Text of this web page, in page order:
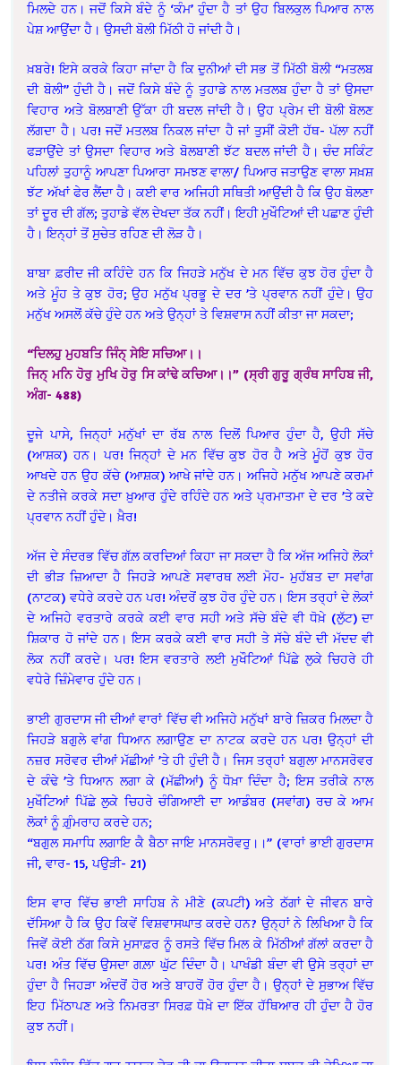
ਮਿਲਦੇ ਹਨ। ਜਦੋਂ ਕਿਸੇ ਬੰਦੇ ਨੂੰ ‘ਕੰਮ’ ਹੁੰਦਾ ਹੈ ਤਾਂ ਉਹ ਬਿਲਕੁਲ ਪਿਆਰ ਨਾਲ
ਪੇਸ਼ ਆਉਂਦਾ ਹੈ। ਉਸਦੀ ਬੋਲੀ ਮਿੱਠੀ ਹੋ ਜਾਂਦੀ ਹੈ।
ਖ਼ਬਰੇ! ਇਸੇ ਕਰਕੇ ਕਿਹਾ ਜਾਂਦਾ ਹੈ ਕਿ ਦੁਨੀਆਂ ਦੀ ਸਭ ਤੋਂ ਮਿੱਠੀ ਬੋਲੀ “ਮਤਲਬ
ਦੀ ਬੋਲੀ” ਹੁੰਦੀ ਹੈ। ਜਦੋਂ ਕਿਸੇ ਬੰਦੇ ਨੂੰ ਤੁਹਾਡੇ ਨਾਲ ਮਤਲਬ ਹੁੰਦਾ ਹੈ ਤਾਂ ਉਸਦਾ
ਵਿਹਾਰ ਅਤੇ ਬੋਲਬਾਣੀ ਉੱਕਾ ਹੀ ਬਦਲ ਜਾਂਦੀ ਹੈ। ਉਹ ਪ੍ਰੇਮ ਦੀ ਬੋਲੀ ਬੋਲਣ
ਲੱਗਦਾ ਹੈ। ਪਰ! ਜਦੋਂ ਮਤਲਬ ਨਿਕਲ ਜਾਂਦਾ ਹੈ ਜਾਂ ਤੁਸੀਂ ਕੋਈ ਹੱਥ- ਪੱਲਾ ਨਹੀਂ
ਫੜਾਉਂਦੇ ਤਾਂ ਉਸਦਾ ਵਿਹਾਰ ਅਤੇ ਬੋਲਬਾਣੀ ਝੱਟ ਬਦਲ ਜਾਂਦੀ ਹੈ। ਚੰਦ ਸਕਿੰਟ
ਪਹਿਲਾਂ ਤੁਹਾਨੂੰ ਆਪਣਾ ਪਿਆਰਾ ਸਮਝਣ ਵਾਲਾ/ ਪਿਆਰ ਜਤਾਉਣ ਵਾਲਾ ਸਖ਼ਸ਼
ਝੱਟ ਅੱਖਾਂ ਫੇਰ ਲੈਂਦਾ ਹੈ। ਕਈ ਵਾਰ ਅਜਿਹੀ ਸਥਿਤੀ ਆਉਂਦੀ ਹੈ ਕਿ ਉਹ ਬੋਲਣਾ
ਤਾਂ ਦੂਰ ਦੀ ਗੱਲ; ਤੁਹਾਡੇ ਵੱਲ ਦੇਖਦਾ ਤੱਕ ਨਹੀਂ। ਇਹੀ ਮੁਖੌਟਿਆਂ ਦੀ ਪਛਾਣ ਹੁੰਦੀ
ਹੈ। ਇਨ੍ਹਾਂ ਤੋਂ ਸੁਚੇਤ ਰਹਿਣ ਦੀ ਲੋੜ ਹੈ।
ਬਾਬਾ ਫ਼ਰੀਦ ਜੀ ਕਹਿੰਦੇ ਹਨ ਕਿ ਜਿਹੜੇ ਮਨੁੱਖ ਦੇ ਮਨ ਵਿੱਚ ਕੁਝ ਹੋਰ ਹੁੰਦਾ ਹੈ
ਅਤੇ ਮੂੰਹ ਤੇ ਕੁਝ ਹੋਰ; ਉਹ ਮਨੁੱਖ ਪ੍ਰਭੂ ਦੇ ਦਰ ’ਤੇ ਪ੍ਰਵਾਨ ਨਹੀਂ ਹੁੰਦੇ। ਉਹ
ਮਨੁੱਖ ਅਸਲੋਂ ਕੱਚੇ ਹੁੰਦੇ ਹਨ ਅਤੇ ਉਨ੍ਹਾਂ ਤੇ ਵਿਸ਼ਵਾਸ ਨਹੀਂ ਕੀਤਾ ਜਾ ਸਕਦਾ;
“ਦਿਲਹੁ ਮੁਹਬਤਿ ਜਿੰਨ੍ ਸੇਇ ਸਚਿਆ।।
ਜਿਨ੍ ਮਨਿ ਹੋਰੁ ਮੁਖਿ ਹੋਰੁ ਸਿ ਕਾਂਢੇ ਕਚਿਆ।।” (ਸ੍ਰੀ ਗੁਰੂ ਗ੍ਰੰਥ ਸਾਹਿਬ ਜੀ,
ਅੰਗ- 488)
ਦੂਜੇ ਪਾਸੇ, ਜਿਨ੍ਹਾਂ ਮਨੁੱਖਾਂ ਦਾ ਰੱਬ ਨਾਲ ਦਿਲੋਂ ਪਿਆਰ ਹੁੰਦਾ ਹੈ, ਉਹੀ ਸੱਚੇ
(ਆਸ਼ਕ) ਹਨ। ਪਰ! ਜਿਨ੍ਹਾਂ ਦੇ ਮਨ ਵਿੱਚ ਕੁਝ ਹੋਰ ਹੈ ਅਤੇ ਮੂੰਹੋਂ ਕੁਝ ਹੋਰ
ਆਖਦੇ ਹਨ ਉਹ ਕੱਚੇ (ਆਸ਼ਕ) ਆਖੇ ਜਾਂਦੇ ਹਨ। ਅਜਿਹੇ ਮਨੁੱਖ ਆਪਣੇ ਕਰਮਾਂ
ਦੇ ਨਤੀਜੇ ਕਰਕੇ ਸਦਾ ਖ਼ੁਆਰ ਹੁੰਦੇ ਰਹਿੰਦੇ ਹਨ ਅਤੇ ਪ੍ਰਮਾਤਮਾ ਦੇ ਦਰ ’ਤੇ ਕਦੇ
ਪ੍ਰਵਾਨ ਨਹੀਂ ਹੁੰਦੇ। ਖ਼ੈਰ!
ਅੱਜ ਦੇ ਸੰਦਰਭ ਵਿੱਚ ਗੱਲ਼ ਕਰਦਿਆਂ ਕਿਹਾ ਜਾ ਸਕਦਾ ਹੈ ਕਿ ਅੱਜ ਅਜਿਹੇ ਲੋਕਾਂ
ਦੀ ਭੀੜ ਜ਼ਿਆਦਾ ਹੈ ਜਿਹੜੇ ਆਪਣੇ ਸਵਾਰਥ ਲਈ ਮੋਹ- ਮੁਹੱਬਤ ਦਾ ਸਵਾਂਗ
(ਨਾਟਕ) ਵਧੇਰੇ ਕਰਦੇ ਹਨ ਪਰ! ਅੰਦਰੋਂ ਕੁਝ ਹੋਰ ਹੁੰਦੇ ਹਨ। ਇਸ ਤਰ੍ਹਾਂ ਦੇ ਲੋਕਾਂ
ਦੇ ਅਜਿਹੇ ਵਰਤਾਰੇ ਕਰਕੇ ਕਈ ਵਾਰ ਸਹੀ ਅਤੇ ਸੱਚੇ ਬੰਦੇ ਵੀ ਧੋਖ਼ੇ (ਲੁੱਟ) ਦਾ
ਸ਼ਿਕਾਰ ਹੋ ਜਾਂਦੇ ਹਨ। ਇਸ ਕਰਕੇ ਕਈ ਵਾਰ ਸਹੀ ਤੇ ਸੱਚੇ ਬੰਦੇ ਦੀ ਮੱਦਦ ਵੀ
ਲੋਕ ਨਹੀਂ ਕਰਦੇ। ਪਰ! ਇਸ ਵਰਤਾਰੇ ਲਈ ਮੁਖੌਟਿਆਂ ਪਿੱਛੇ ਲੁਕੇ ਚਿਹਰੇ ਹੀ
ਵਧੇਰੇ ਜ਼ਿੰਮੇਵਾਰ ਹੁੰਦੇ ਹਨ।
ਭਾਈ ਗੁਰਦਾਸ ਜੀ ਦੀਆਂ ਵਾਰਾਂ ਵਿੱਚ ਵੀ ਅਜਿਹੇ ਮਨੁੱਖਾਂ ਬਾਰੇ ਜ਼ਿਕਰ ਮਿਲਦਾ ਹੈ
ਜਿਹੜੇ ਬਗੁਲੇ ਵਾਂਗ ਧਿਆਨ ਲਗਾਉਣ ਦਾ ਨਾਟਕ ਕਰਦੇ ਹਨ ਪਰ! ਉਨ੍ਹਾਂ ਦੀ
ਨਜ਼ਰ ਸਰੋਵਰ ਦੀਆਂ ਮੱਛੀਆਂ ’ਤੇ ਹੀ ਹੁੰਦੀ ਹੈ। ਜਿਸ ਤਰ੍ਹਾਂ ਬਗੁਲਾ ਮਾਨਸਰੋਵਰ
ਦੇ ਕੰਢੇ ’ਤੇ ਧਿਆਨ ਲਗਾ ਕੇ (ਮੱਛੀਆਂ) ਨੂੰ ਧੋਖ਼ਾ ਦਿੰਦਾ ਹੈ; ਇਸ ਤਰੀਕੇ ਨਾਲ
ਮੁਖੌਟਿਆਂ ਪਿੱਛੇ ਲੁਕੇ ਚਿਹਰੇ ਚੰਗਿਆਈ ਦਾ ਆਡੰਬਰ (ਸਵਾਂਗ) ਰਚ ਕੇ ਆਮ
ਲੋਕਾਂ ਨੂੰ ਗ਼ੁੰਮਰਾਹ ਕਰਦੇ ਹਨ;
“ਬਗੁਲ ਸਮਾਧਿ ਲਗਾਇ ਕੈ ਬੈਠਾ ਜਾਇ ਮਾਨਸਰੋਵਰੁ।।” (ਵਾਰਾਂ ਭਾਈ ਗੁਰਦਾਸ
ਜੀ, ਵਾਰ- 15, ਪਉੜੀ- 21)
ਇਸ ਵਾਰ ਵਿੱਚ ਭਾਈ ਸਾਹਿਬ ਨੇ ਮੀਣੇ (ਕਪਟੀ) ਅਤੇ ਠੱਗਾਂ ਦੇ ਜੀਵਨ ਬਾਰੇ
ਦੱਸਿਆ ਹੈ ਕਿ ਉਹ ਕਿਵੇਂ ਵਿਸ਼ਵਾਸਘਾਤ ਕਰਦੇ ਹਨ? ਉਨ੍ਹਾਂ ਨੇ ਲਿਖਿਆ ਹੈ ਕਿ
ਜਿਵੇਂ ਕੋਈ ਠੱਗ ਕਿਸੇ ਮੁਸਾਫ਼ਰ ਨੂੰ ਰਸਤੇ ਵਿੱਚ ਮਿਲ ਕੇ ਮਿੱਠੀਆਂ ਗੱਲਾਂ ਕਰਦਾ ਹੈ
ਪਰ! ਅੰਤ ਵਿੱਚ ਉਸਦਾ ਗਲ਼ਾ ਘੁੱਟ ਦਿੰਦਾ ਹੈ। ਪਾਖੰਡੀ ਬੰਦਾ ਵੀ ਉਸੇ ਤਰ੍ਹਾਂ ਦਾ
ਹੁੰਦਾ ਹੈ ਜਿਹੜਾ ਅੰਦਰੋਂ ਹੋਰ ਅਤੇ ਬਾਹਰੋਂ ਹੋਰ ਹੁੰਦਾ ਹੈ। ਉਨ੍ਹਾਂ ਦੇ ਸੁਭਾਅ ਵਿੱਚ
ਇਹ ਮਿੱਠਾਪਣ ਅਤੇ ਨਿਮਰਤਾ ਸਿਰਫ਼ ਧੋਖ਼ੇ ਦਾ ਇੱਕ ਹੱਥਿਆਰ ਹੀ ਹੁੰਦਾ ਹੈ ਹੋਰ
ਕੁਝ ਨਹੀਂ।